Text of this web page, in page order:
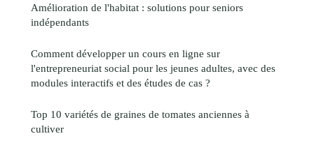
Amélioration de l'habitat : solutions pour seniors
indépendants
Comment développer un cours en ligne sur
l'entrepreneuriat social pour les jeunes adultes, avec des
modules interactifs et des études de cas ?
Top 10 variétés de graines de tomates anciennes à
cultiver